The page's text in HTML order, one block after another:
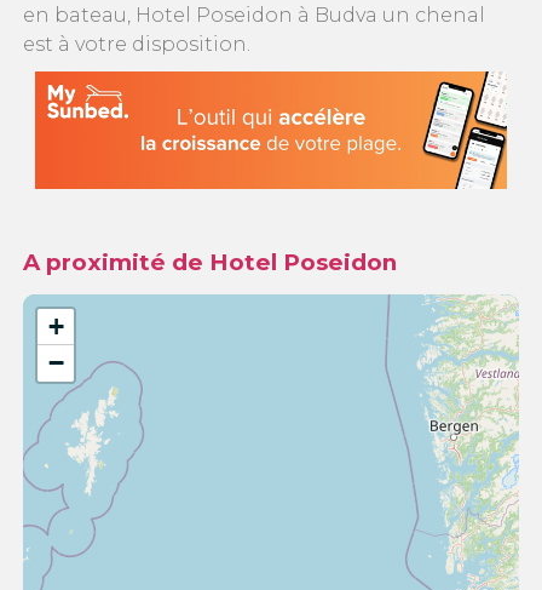
en bateau, Hotel Poseidon à Budva un chenal
est à votre disposition.
A proximité de Hotel Poseidon
+
−